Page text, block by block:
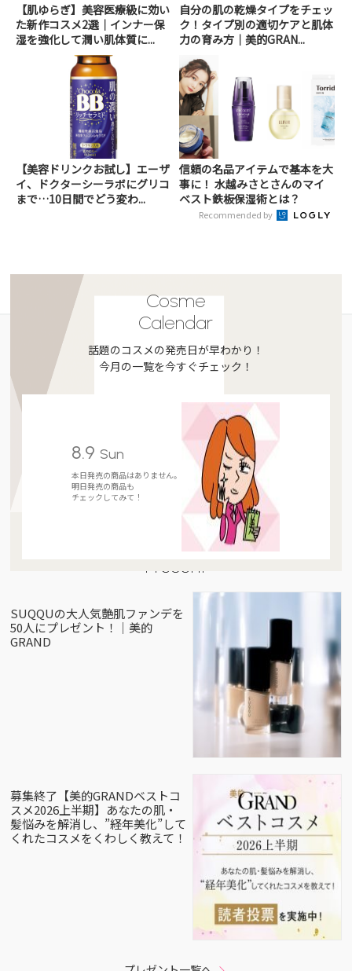
【肌ゆらぎ】美容医療級に効い
た新作コスメ2選｜インナー保
湿を強化して潤い肌体質に...
自分の肌の乾燥タイプをチェッ
ク！タイプ別の適切ケアと肌体
力の育み方｜美的GRAN...
【美容ドリンクお試し】エーザ
イ、ドクターシーラボにグリコ
まで…10日間でどう変わ...
信頼の名品アイテムで基本を大
事に！ 水越みさとさんのマイ
ベスト鉄板保湿術とは？
Recommended by
Cosme
Calendar
話題のコスメの発売日が早わかり！
今月の一覧を今すぐチェック！
8.9 Sun
本日発売の商品はありません。
明日発売の商品も
チェックしてみて！
Present
SUQQUの大人気艶肌ファンデを
50人にプレゼント！｜美的
GRAND
募集終了【美的GRANDベストコ
スメ2026上半期】あなたの肌・
髪悩みを解消し、”経年美化”して
くれたコスメをくわしく教えて！